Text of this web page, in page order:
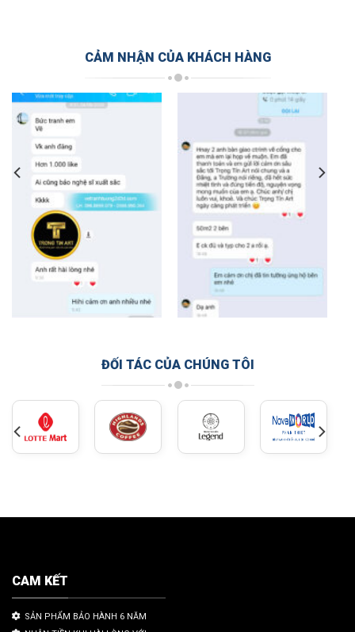
CẢM NHẬN CỦA KHÁCH HÀNG
ĐỐI TÁC CỦA CHÚNG TÔI
CAM KẾT
SẢN PHẨM BẢO HÀNH 6 NĂM